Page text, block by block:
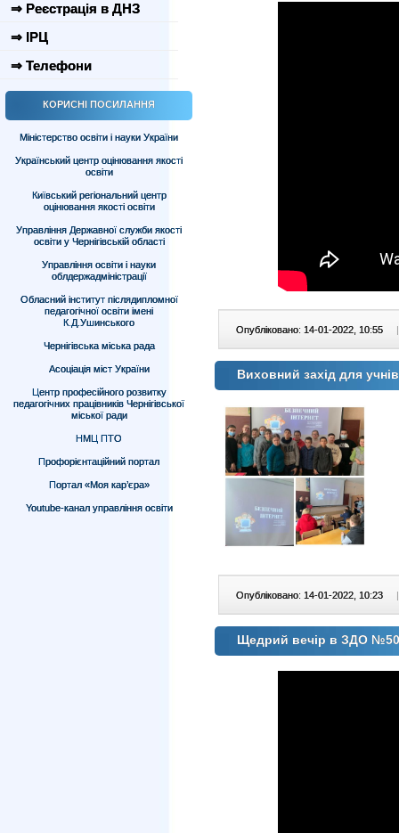
⇒ Реєстрація в ДНЗ
⇒ ІРЦ
⇒ Телефони
КОРИСНІ ПОСИЛАННЯ
Міністерство освіти і науки України
Український центр оцінювання якості
освіти
Київський регіональний центр
оцінювання якості освіти
Управління Державної служби якості
освіти у Чернігівській області
Управління освіти і науки
облдержадміністрації
Обласний інститут післядипломної
педагогічної освіти імені
К.Д.Ушинського
Чернігівська міська рада
Асоціація міст України
Центр професійного розвитку
педагогічних працівників Чернігівської
міської ради
НМЦ ПТО
Профорієнтаційний портал
Портал «Моя кар’єра»
Youtube-канал управління освіти
Опубліковано: 14-01-2022, 10:55 |
Виховний захід для
Опубліковано: 14-01-2022, 10:23 |
Щедрий вечір в ЗДО №50